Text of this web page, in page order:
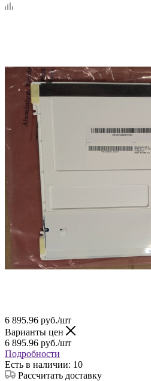
6 895.96 руб./шт
Варианты цен
6 895.96 руб./шт
Подробности
Есть в наличии: 10
Рассчитать доставку